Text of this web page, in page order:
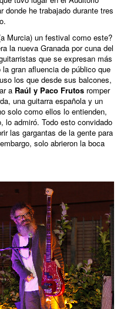
donde he trabajado durante tres
Murcia) un festival como este?
la nueva Granada por cuna del
que se expresan más
gran afluencia de público que
los que desde sus balcones,
a Raúl y Paco Frutosromper
una guitarra española y un
solo como ellos lo entienden,
lo admiró. Todo esto convidado
las gargantas de la gente para
solo abrieron la boca